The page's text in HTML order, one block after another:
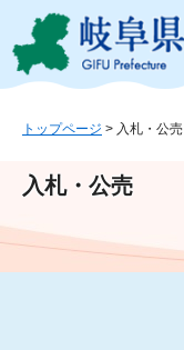
ジ
ュ
文
トップページ > 入札・公売
入札・公売